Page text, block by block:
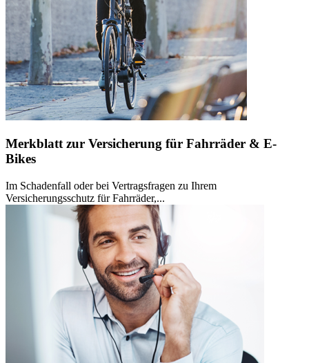
Merkblatt zur Versicherung für Fahrräder & E-
Bikes
Im Schadenfall oder bei Vertragsfragen zu Ihrem
Versicherungsschutz für Fahrräder,...